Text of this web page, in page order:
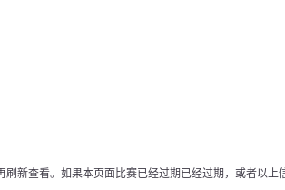
刷新查看。如果本页面比赛已经过期已经过期，或者以上